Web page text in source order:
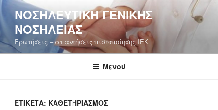
Μετάβαση
στο
περιεχόμενο
ΝΟΣΗΛΕΥΤΙΚΉ ΓΕΝΙΚΉΣ
ΝΟΣΗΛΕΊΑΣ
Ερωτήσεις – απαντήσεις πιστοποίησης ΙΕΚ
Μενού
ΕΤΙΚΈΤΑ: ΚΑΘΕΤΗΡΙΑΣΜΌΣ